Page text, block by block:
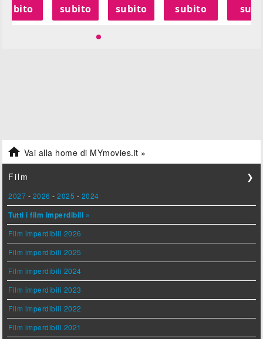
subito
subito
subito
subito
 Vai alla home di MYmovies.it »
Film ❯
2027 - 2026 -2025 - 2024
Tutti i film imperdibili »
Film imperdibili 2026
Film imperdibili 2025
Film imperdibili 2024
Film imperdibili 2023
Film imperdibili 2022
Film imperdibili 2021